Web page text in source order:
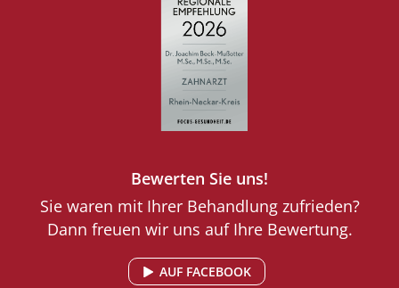
Bewerten Sie uns!
Sie waren mit Ihrer Behandlung zufrieden?
Dann freuen wir uns auf Ihre Bewertung.
AUF FACEBOOK